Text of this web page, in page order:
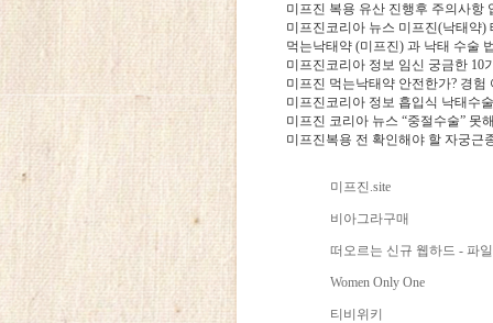
미프진 복용 유산 진행후 주의사항
미프진코리아 뉴스 미프진(낙태약
먹는낙태약 (미프진) 과 낙태 수술
미프진코리아 정보 임신 궁금한 10
미프진 먹는낙태약 안전한가? 경험
미프진코리아 정보 흡입식 낙태수
미프진 코리아 뉴스 “중절수술” 못
미프진복용 전 확인해야 할 자궁근
미프진.site
비아그라구매
떠오르는 신규 웹하드 - 파
Women Only One
티비위키